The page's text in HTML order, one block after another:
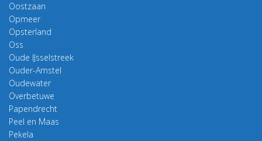
Oostzaan
Opmeer
Opsterland
Oss
Oude IJsselstreek
Ouder-Amstel
Oudewater
Overbetuwe
Papendrecht
Peel en Maas
Pekela